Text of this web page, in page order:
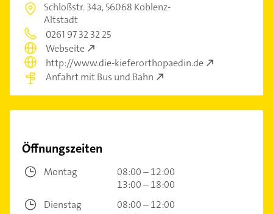
Schloßstr. 34a,56068 Koblenz-
Altstadt
0261 97 32 32 25
Webseite
http://www.die-kieferorthopaedin.de
Anfahrt mit Bus und Bahn
Öffnungszeiten
Montag
08:00 – 12:00
13:00 – 18:00
Dienstag
08:00 – 12:00